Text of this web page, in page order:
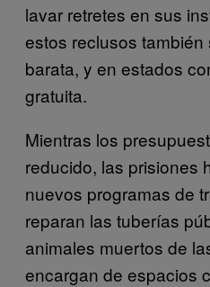
lavar retretes en sus
estos reclusos
barata, y en estados
gratuita.
Mientras los
reducido, las prisiones
nuevos programas de
reparan las tuberías
animales muertos de
encargan de espacios